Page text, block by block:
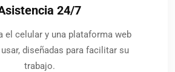
24/7
el celular y una plataforma web
diseñadas para facilitar su
trabajo.